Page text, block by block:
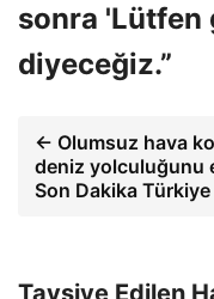
sonra 'Lütfen
diyeceğiz.”
← Olumsuz hava
deniz yolculuğunu
Son Dakika
Tavsiye Edilen